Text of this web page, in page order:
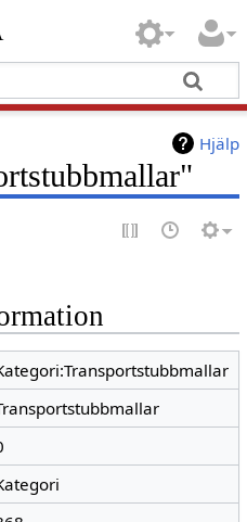
Hjälp